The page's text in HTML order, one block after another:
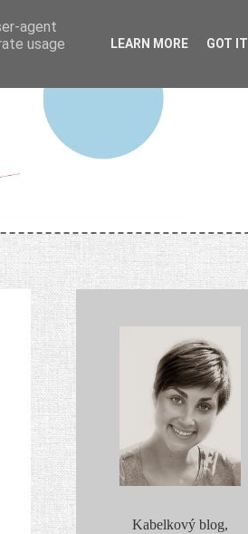
Kabelkový blog,
agent
usage
LEARN MORE GOT IT